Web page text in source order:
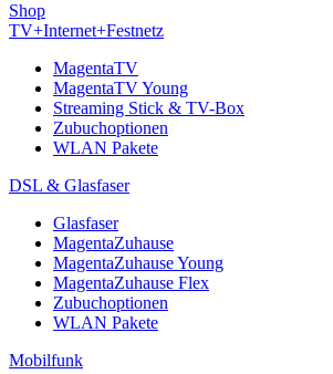
Shop
TV+Internet+Festnetz
MagentaTV
MagentaTV Young
Streaming Stick & TV-Box
Zubuchoptionen
WLAN Pakete
DSL & Glasfaser
Glasfaser
MagentaZuhause
MagentaZuhause Young
MagentaZuhause Flex
Zubuchoptionen
WLAN Pakete
Mobilfunk